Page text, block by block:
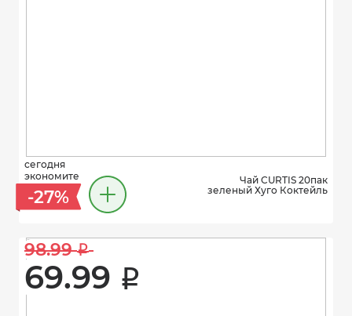
сегодня
экономите
-27%
Чай CURTIS 20пак
зеленый Хуго Коктейль
98.99 i
69.99 i